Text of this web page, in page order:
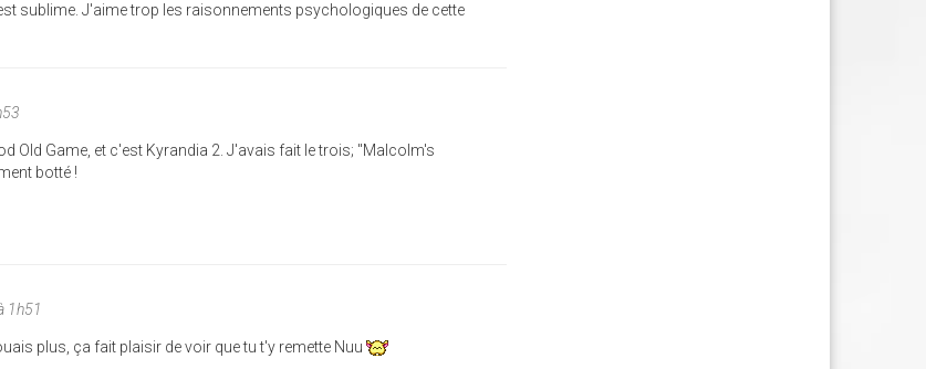
sublime. J'aime trop les raisonnements psychologiques de cette
Old Game, et c'est Kyrandia 2. J'avais fait le trois; "Malcolm's
botté !
1h51
plus, ça fait plaisir de voir que tu t'y remette Nuu